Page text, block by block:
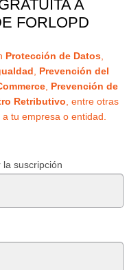
A
FORLOPD
Protección de Datos,
Prevención del
, Prevención de
Retributivo , entre otras
tu empresa o entidad.
suscripción